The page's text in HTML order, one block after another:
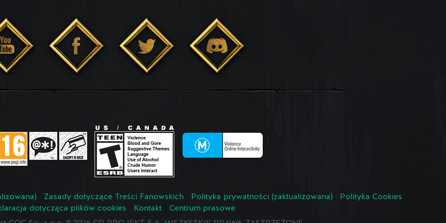
Zasady dotyczące Treści Fanowskich Polityka prywatności (zaktualizowana)
Polityka Cookies
dotycząca plików cookies
Kontakt
Centrum prasowe